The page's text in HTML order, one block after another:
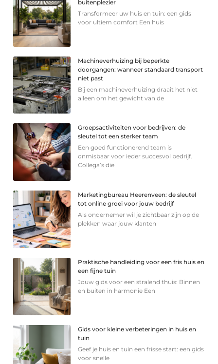
buitenplezier
Transformeer uw huis en tuin: een gids
voor ultiem comfort Een huis
Machineverhuizing bij beperkte
doorgangen: wanneer standaard transport
niet past
Bij een machineverhuizing draait het niet
alleen om het gewicht van de
Groepsactiviteiten voor bedrijven: de
sleutel tot een sterker team
Een goed functionerend team is
onmisbaar voor ieder succesvol bedrijf.
Collega’s die
Marketingbureau Heerenveen: de sleutel
tot online groei voor jouw bedrijf
Als ondernemer wil je zichtbaar zijn op de
plekken waar jouw klanten
Praktische handleiding voor een fris huis en
een fijne tuin
Jouw gids voor een stralend thuis: Binnen
en buiten in harmonie Een
Gids voor kleine verbeteringen in huis en
tuin
Geef je huis en tuin een frisse start: een gids
voor snelle